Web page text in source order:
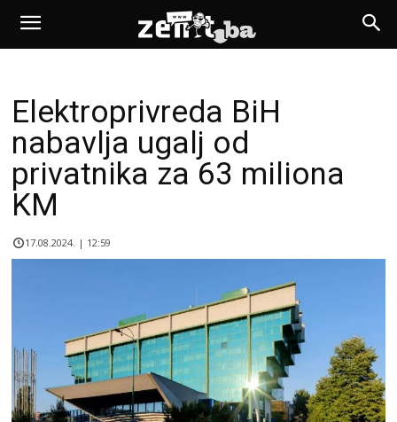
Elektroprivreda BiH
nabavlja ugalj od
privatnika za 63 miliona
KM
17.08.2024. | 12:59